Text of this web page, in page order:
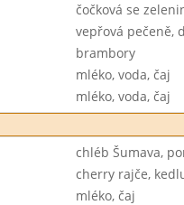
čočková se
vepřová pečeně,
brambory
mléko, voda, čaj
mléko, voda, čaj
chléb Šumava,
cherry rajče,
mléko, čaj